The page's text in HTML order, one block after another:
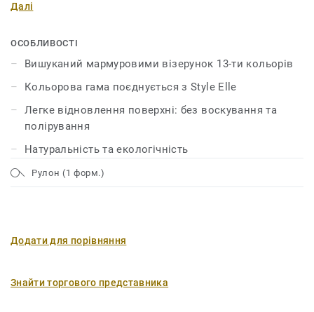
має мармурований візерунок, втілений у
зміцнена за допомогою технології unique xf²™, що
гарантує лінолеуму довговічність, легкий догляд та
ощадливе обслуговування.
Далі
ОСОБЛИВОСТІ
Вишуканий мармуровими візерунок 13-ти кольорів
Кольорова гама поєднується з Style Elle
Легке відновлення поверхні: без воскування та
полірування
Натуральність та екологічність
Рулон (1 форм.)
Додати для порівняння
Знайти торгового представника